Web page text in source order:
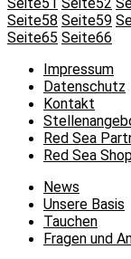
Seite51 Seite52
Seite58 Seite59
Seite65 Seite66
Impressum
Datenschutz
Kontakt
Red Sea
Red Sea
News
Unsere Basis
Tauchen
Fragen und